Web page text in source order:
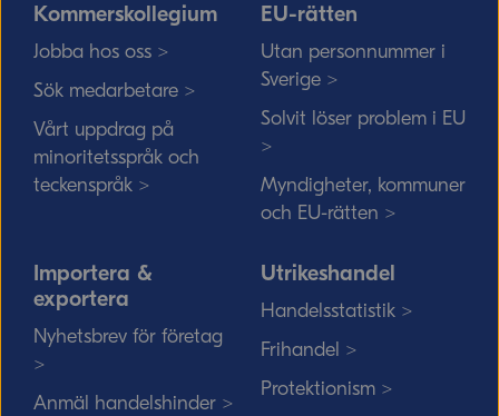
Kommerskollegium
Jobba hos oss >
Sök medarbetare >
Vårt uppdrag på
minoritetsspråk och
teckenspråk >
EU-rätten
Utan personnummer i
Sverige >
Solvit löser problem i EU
>
Myndigheter, kommuner
och EU-rätten >
Importera &
exportera
Nyhetsbrev för företag
>
Anmäl handelshinder >
Utrikeshandel
Handelsstatistik >
Frihandel >
Protektionism >